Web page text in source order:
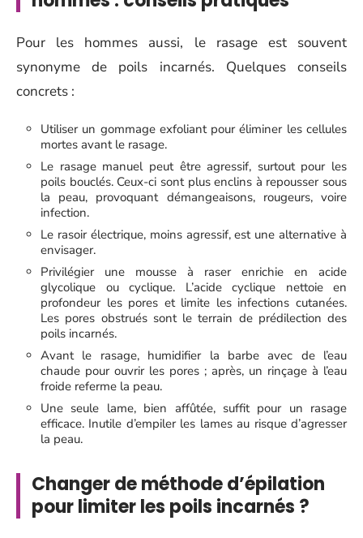
Pour les hommes aussi, le rasage est souvent
synonyme de poils incarnés. Quelques conseils
concrets :
Utiliser un gommage exfoliant pour éliminer les cellules
mortes avant le rasage.
Le rasage manuel peut être agressif, surtout pour les
poils bouclés. Ceux-ci sont plus enclins à repousser sous
la peau, provoquant démangeaisons, rougeurs, voire
infection.
Le rasoir électrique, moins agressif, est une alternative à
envisager.
Privilégier une mousse à raser enrichie en acide
glycolique ou cyclique. L’acide cyclique nettoie en
profondeur les pores et limite les infections cutanées.
Les pores obstrués sont le terrain de prédilection des
poils incarnés.
Avant le rasage, humidifier la barbe avec de l’eau
chaude pour ouvrir les pores ; après, un rinçage à l’eau
froide referme la peau.
Une seule lame, bien affûtée, suffit pour un rasage
efficace. Inutile d’empiler les lames au risque d’agresser
la peau.
Changer de méthode d’épilation
pour limiter les poils incarnés ?